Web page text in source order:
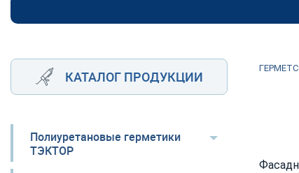
КАТАЛОГ ПРОДУКЦИИ
Полиуретановые герметики
ТЭКТОР